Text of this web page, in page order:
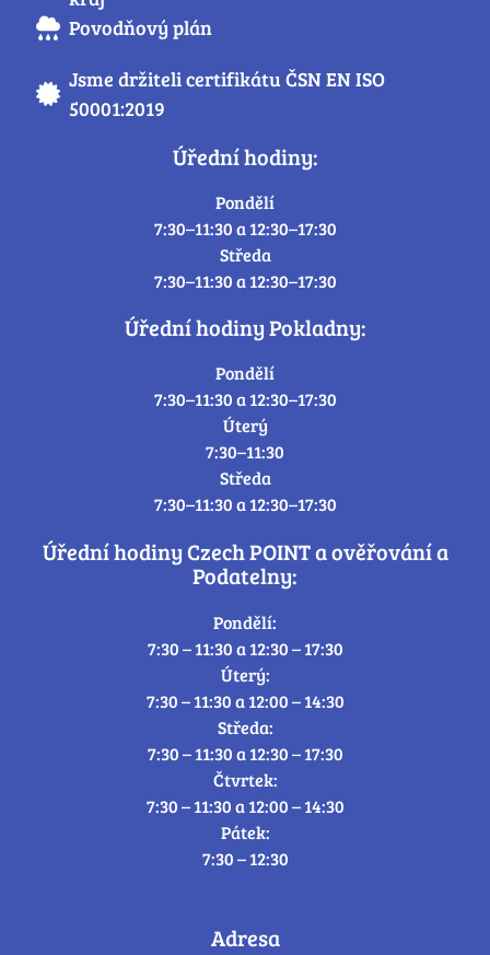
Povodňový plán
Jsme držiteli certifikátu ČSN EN ISO
50001:2019
Úřední hodiny:
Pondělí
7:30–11:30 a 12:30–17:30
Středa
7:30–11:30 a 12:30–17:30
Úřední hodiny Pokladny:
Pondělí
7:30–11:30 a 12:30–17:30
Úterý
7:30–11:30
Středa
7:30–11:30 a 12:30–17:30
Úřední hodiny Czech POINT a ověřování a
Podatelny:
Pondělí:
7:30 – 11:30 a 12:30 – 17:30
Úterý:
7:30 – 11:30 a 12:00 – 14:30
Středa:
7:30 – 11:30 a 12:30 – 17:30
Čtvrtek:
7:30 – 11:30 a 12:00 – 14:30
Pátek:
7:30 – 12:30
Adresa